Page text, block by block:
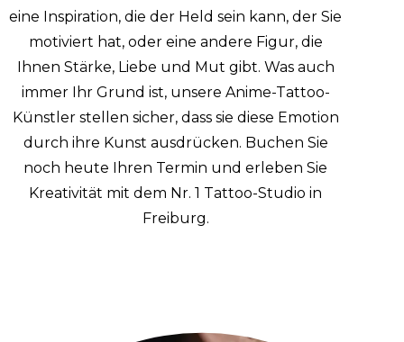
eine Inspiration, die der Held sein kann, der Sie
motiviert hat, oder eine andere Figur, die
Ihnen Stärke, Liebe und Mut gibt. Was auch
immer Ihr Grund ist, unsere Anime-Tattoo-
Künstler stellen sicher, dass sie diese Emotion
durch ihre Kunst ausdrücken. Buchen Sie
noch heute Ihren Termin und erleben Sie
Kreativität mit dem Nr. 1 Tattoo-Studio in
Freiburg.